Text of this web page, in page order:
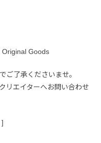
Goods
ご了承くださいませ。
リエイターへお問い合わせ